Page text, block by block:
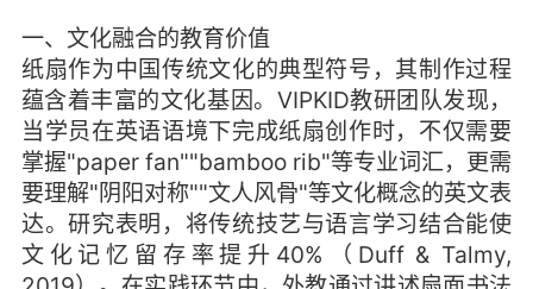
一、文化融合的教育价值
纸扇作为中国传统文化的典型符号，其制作过程
蕴含着丰富的文化基因。VIPKID教研团队发现，
当学员在英语语境下完成纸扇创作时，不仅需要
掌握"paper fan""bamboo rib"等专业词汇，更需
要理解"阴阳对称""文人风骨"等文化概念的英文表
达。研究表明，将传统技艺与语言学习结合能使
文化记忆留存率提升40%（Duff & Talmy,